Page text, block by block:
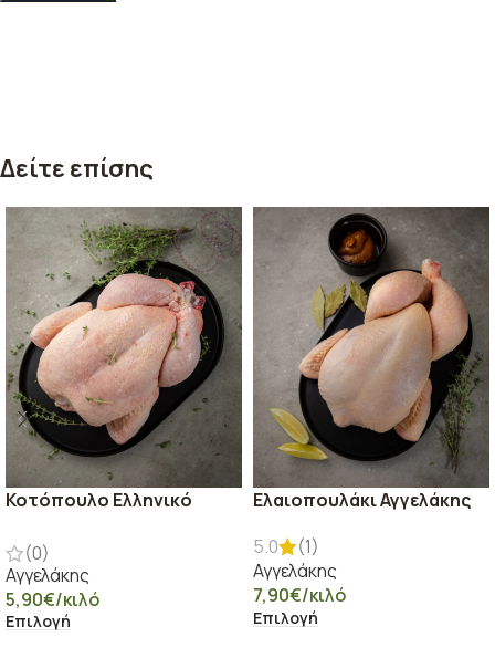
Δείτε επίσης
Κοτόπουλο Ελληνικό
(0)
Αγγελάκης
5,90€/κιλό
Επιλογή
Ελαιοπουλάκι Αγγελάκης
5.0
(1)
Αγγελάκης
7,90€/κιλό
Επιλογή